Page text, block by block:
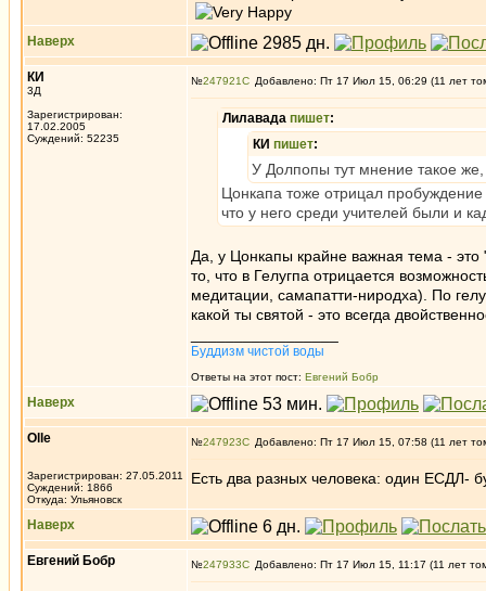
Наверх
КИ
3Д
Зарегистрирован:
17.02.2005
Суждений: 52235
№247921 Добавлено: Пт 17 Июл 15, 06:29 (11 лет
Лилавада пишет:
КИ пишет:
У Долпопы тут мнение такое
Цонкапа тоже отрицал пробуждение
что у него среди учителей были и
Да, у Цонкапы крайне важная тема -
то, что в Гелугпа отрицается
медитации, самапатти-ниродха). По
какой ты святой - это всегда
Буддизм чистой воды
Ответы на этот пост: Евгений Бобр
Наверх
Olle
Зарегистрирован: 27.05.2011
Суждений: 1866
Откуда: Ульяновск
№247923 Добавлено: Пт 17 Июл 15, 07:58 (11 лет
Есть два разных человека: один ЕСДЛ-
Наверх
Евгений Бобр №247933 Добавлено: Пт 17 Июл 15, 11:17 (11 лет